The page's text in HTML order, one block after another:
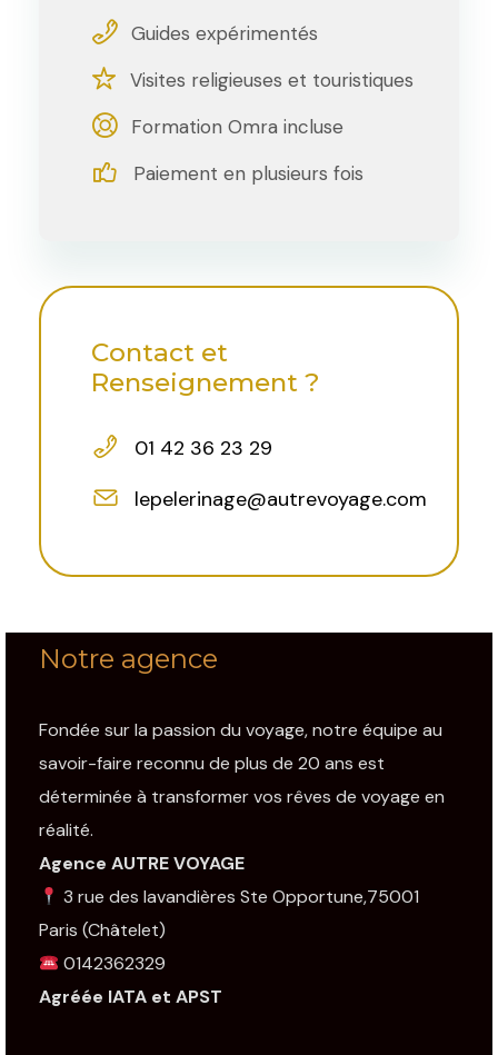
Guides expérimentés
Visites religieuses et touristiques
Formation Omra incluse
Paiement en plusieurs fois
Contact et
Renseignement ?
01 42 36 23 29
lepelerinage@autrevoyage.com
Notre agence
Fondée sur la passion du voyage, notre équipe au
savoir-faire reconnu de plus de 20 ans est
déterminée à transformer vos rêves de voyage en
réalité.
Agence AUTRE VOYAGE
3 rue des lavandières Ste Opportune,75001
Paris (Châtelet)
0142362329
Agréée IATA et APST